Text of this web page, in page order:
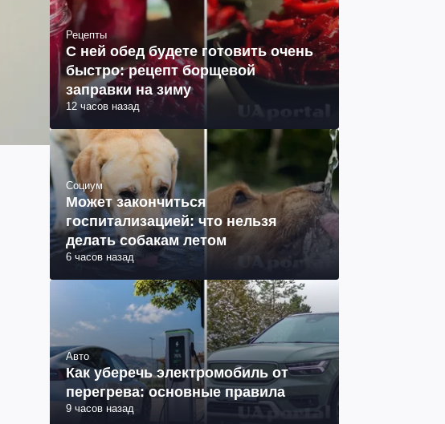
Рецепты
С ней обед будете готовить очень
быстро: рецепт борщевой
заправки на зиму
12 часов назад
Социум
Может закончиться
госпитализацией: что нельзя
делать собакам летом
6 часов назад
Авто
Как уберечь электромобиль от
перегрева: основные правила
9 часов назад